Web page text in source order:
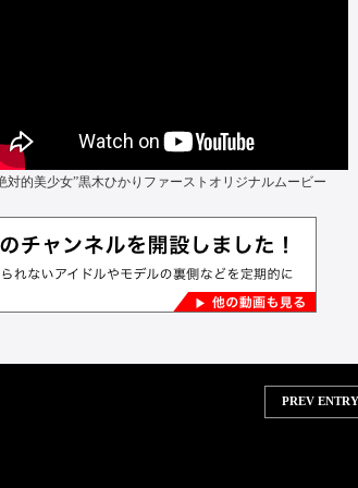
対的美少女”黒木ひかりファーストオリジナルムービー
PREV